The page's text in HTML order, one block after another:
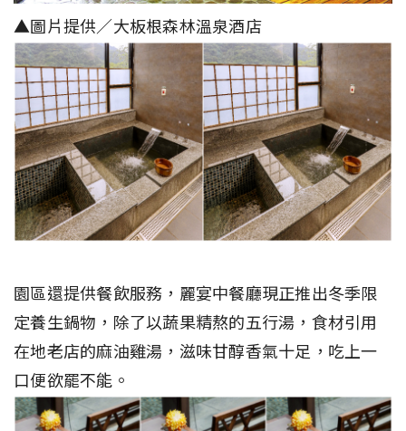
▲圖片提供／大板根森林溫泉酒店
園區還提供餐飲服務，麗宴中餐廳現正推出冬季限
定養生鍋物，除了以蔬果精熬的五行湯，食材引用
在地老店的麻油雞湯，滋味甘醇香氣十足，吃上一
口便欲罷不能。